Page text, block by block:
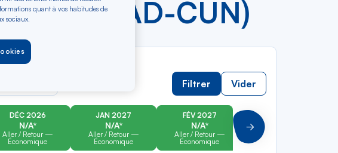
€ (MAD-CUN)
Filtrer Vider
DÉC 2026
N/A*
Aller / Retour —
Économique
JAN 2027
N/A*
Aller / Retour —
Économique
FÉV 2027
N/A*
Aller / Retour —
Économique
Aller / Retour —
Suivant
quant à vos habitudes de
sociaux.